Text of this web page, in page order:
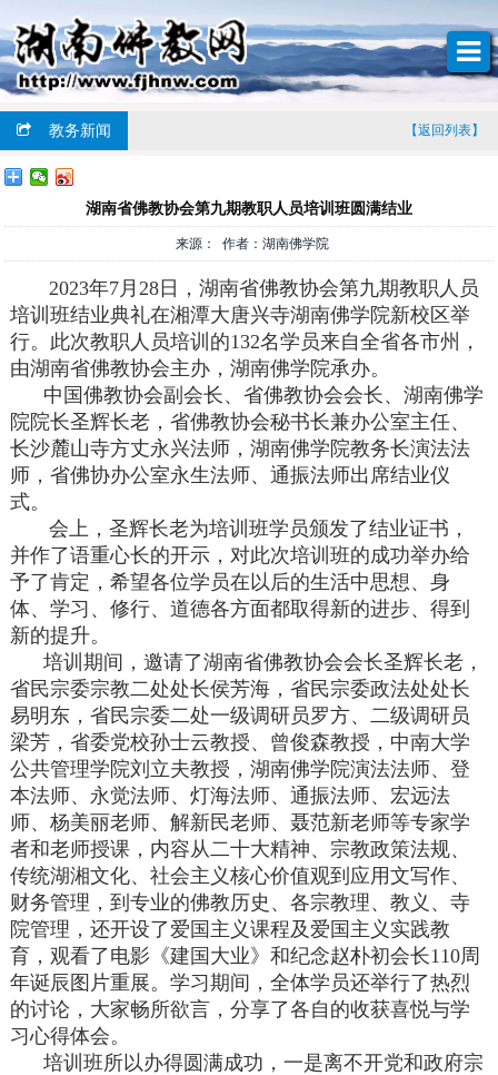
教务新闻 【返回列表】
湖南省佛教协会第九期教职人员培训班圆满结业
来源： 作者：湖南佛学院
2023年7月28日，湖南省佛教协会第九期教职人员
培训班结业典礼在湘潭大唐兴寺湖南佛学院新校区举
行。此次教职人员培训的132名学员来自全省各市州，
由湖南省佛教协会主办，湖南佛学院承办。
中国佛教协会副会长、省佛教协会会长、湖南佛学
院院长圣辉长老，省佛教协会秘书长兼办公室主任、
长沙麓山寺方丈永兴法师，湖南佛学院教务长演法法
师，省佛协办公室永生法师、通振法师出席结业仪
式。
会上，圣辉长老为培训班学员颁发了结业证书，
并作了语重心长的开示，对此次培训班的成功举办给
予了肯定，希望各位学员在以后的生活中思想、身
体、学习、修行、道德各方面都取得新的进步、得到
新的提升。
培训期间，邀请了湖南省佛教协会会长圣辉长老，
省民宗委宗教二处处长侯芳海，省民宗委政法处处长
易明东，省民宗委二处一级调研员罗方、二级调研员
梁芳，省委党校孙士云教授、曾俊森教授，中南大学
公共管理学院刘立夫教授，湖南佛学院演法法师、登
本法师、永觉法师、灯海法师、通振法师、宏远法
师、杨美丽老师、解新民老师、聂范新老师等专家学
者和老师授课，内容从二十大精神、宗教政策法规、
传统湖湘文化、社会主义核心价值观到应用文写作、
财务管理，到专业的佛教历史、各宗教理、教义、寺
院管理，还开设了爱国主义课程及爱国主义实践教
育，观看了电影《建国大业》和纪念赵朴初会长110周
年诞辰图片重展。学习期间，全体学员还举行了热烈
的讨论，大家畅所欲言，分享了各自的收获喜悦与学
习心得体会。
培训班所以办得圆满成功，一是离不开党和政府宗